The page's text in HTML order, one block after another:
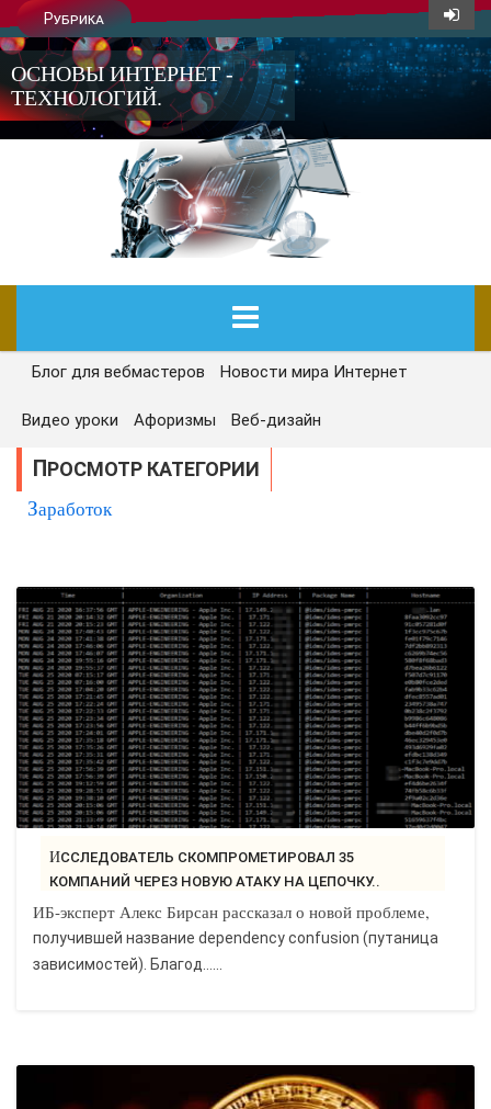
Рубрика
ОСНОВЫ ИНТЕРНЕТ -
ТЕХНОЛОГИЙ.
ГЛАВНАЯ
СЕГОДНЯ
РЕМОНТ И СОВЕТЫ
ИНТЕРНЕТ И СВЯЗЬ
УЧЕБНИК CSS
Блог для вебмастеров Новости мира Интернет
Видео уроки Афоризмы Веб-дизайн
ПРОСМОТР КАТЕГОРИИ
Заработок
ИССЛЕДОВАТЕЛЬ СКОМПРОМЕТИРОВАЛ 35
КОМПАНИЙ ЧЕРЕЗ НОВУЮ АТАКУ НА ЦЕПОЧКУ..
ИБ-эксперт Алекс Бирсан рассказал о новой проблеме,
получившей название dependency confusion (путаница
зависимостей). Благод…...